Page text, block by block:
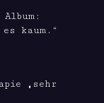
kaum.“
„sehr